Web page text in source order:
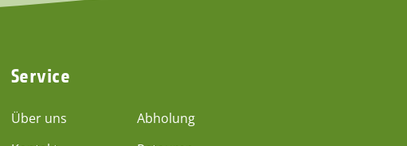
Service
Über uns
Abholung